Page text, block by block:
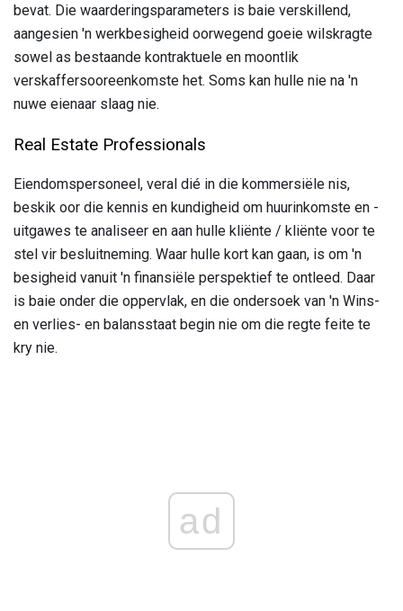
bevat. Die waarderingsparameters is baie verskillend,
aangesien 'n werkbesigheid oorwegend goeie wilskragte
sowel as bestaande kontraktuele en moontlik
verskaffersooreenkomste het. Soms kan hulle nie na 'n
nuwe eienaar slaag nie.
Real Estate Professionals
Eiendomspersoneel, veral dié in die kommersiële nis,
beskik oor die kennis en kundigheid om huurinkomste en -
uitgawes te analiseer en aan hulle kliënte / kliënte voor te
stel vir besluitneming. Waar hulle kort kan gaan, is om 'n
besigheid vanuit 'n finansiële perspektief te ontleed. Daar
is baie onder die oppervlak, en die ondersoek van 'n Wins-
en verlies- en balansstaat begin nie om die regte feite te
kry nie.
ad